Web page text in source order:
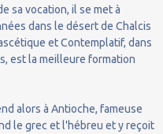
sa vocation, il se met à
dans le désert de Chalcis
et Contemplatif, dans
est la meilleure formation
alors à Antioche, fameuse
le grec et l'hébreu et y reçoit